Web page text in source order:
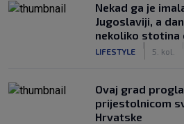
Nekad ga je
Jugoslaviji, a
nekoliko stotina
LIFESTYLE 5. kol.
Ovaj grad
prijestolnicom
Hrvatske